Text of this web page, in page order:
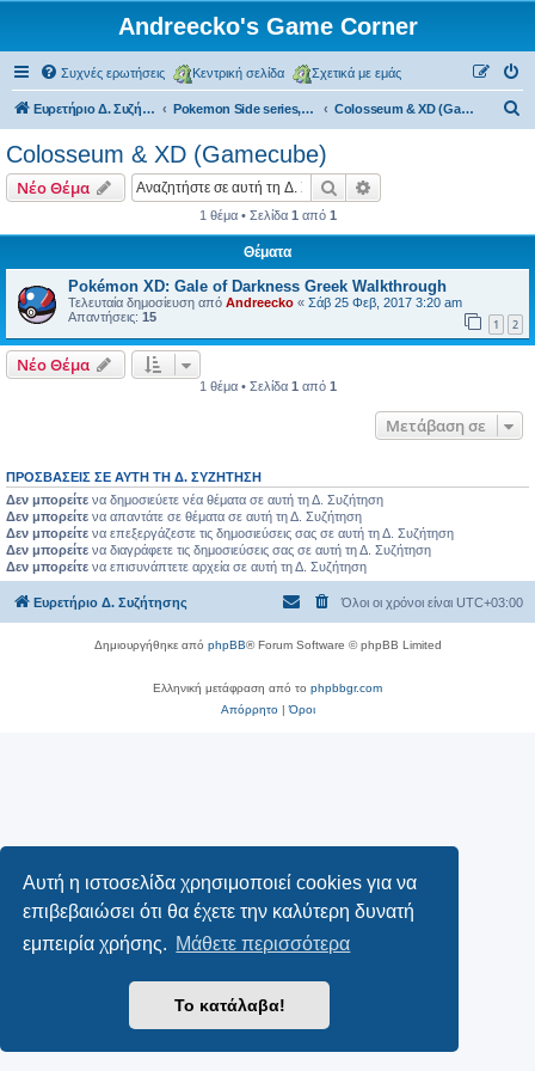
Αυτή η ιστοσελίδα χρησιμοποιεί cookies για να
επιβεβαιώσει ότι θα έχετε την καλύτερη δυνατή
εμπειρία χρήσης. Μάθετε περισσότερα
Το κατάλαβα!
Andreecko's Game Corner
Συχνές ερωτήσεις Κεντρική σελίδα Σχετικά με εμάς
Ευρετήριο Δ. Συζήτησης Pokemon Side series, Spin-offs Colosseum & XD (Gamecube)
η
Colosseum & XD (Gamecube)
Νέο Θέμα Αναζήτηση
1 θέμα • Σελίδα 1 από 1
Θέματα
Pokémon XD: Gale of Darkness Greek Walkthrough
Τελευταία δημοσίευση από Andreecko « Σάβ 25 Φεβ, 2017 3:20 am
Απαντήσεις: 15 1 2
Νέο Θέμα
1 θέμα • Σελίδα 1 από 1
Μετάβαση σε
ΠΡΟΣΒΆΣΕΙΣ ΣΕ ΑΥΤΉ ΤΗ Δ. ΣΥΖΉΤΗΣΗ
Δεν μπορείτε να δημοσιεύετε νέα θέματα σε αυτή τη Δ. Συζήτηση
Δεν μπορείτε να απαντάτε σε θέματα σε αυτή τη Δ. Συζήτηση
Δεν μπορείτε να επεξεργάζεστε τις δημοσιεύσεις σας σε αυτή τη Δ. Συζήτηση
Δεν μπορείτε να διαγράφετε τις δημοσιεύσεις σας σε αυτή τη Δ. Συζήτηση
Δεν μπορείτε να επισυνάπτετε αρχεία σε αυτή τη Δ. Συζήτηση
Ευρετήριο Δ. Συζήτησης Όλοι οι χρόνοι είναι UTC+03:00
Δημιουργήθηκε από phpBB® Forum Software © phpBB Limited
Ελληνική μετάφραση από το phpbbgr.com
Απόρρητο|Όροι